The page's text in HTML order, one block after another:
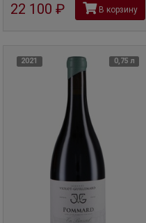
22 100 рубВ корзину
2021 0,75 л